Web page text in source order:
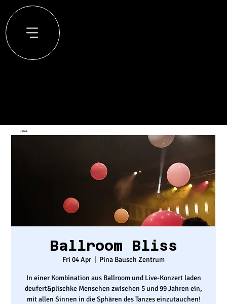
Ballroom Bliss
Fri 04 Apr
  |
Pina Bausch Zentrum
In einer Kombination aus Ballroom und Live-Konzert laden
deufert&plischke Menschen zwischen 5 und 99 Jahren ein,
mit allen Sinnen in die Sphären des Tanzes einzutauchen!
< Back